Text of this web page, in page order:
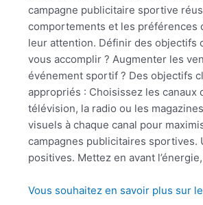
campagne publicitaire sportive
comportements et les préférences
leur attention. Définir des objectifs
vous accomplir ? Augmenter les
événement sportif ? Des objectifs
appropriés : Choisissez les
télévision, la radio ou les
visuels à chaque canal pour
campagnes publicitaires sportives.
positives. Mettez en avant
Vous souhaitez en savoir plus sur